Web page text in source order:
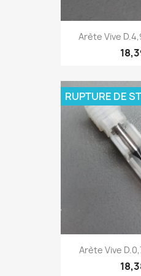
Arète Vive
Arète Vive
RUPTURE DE